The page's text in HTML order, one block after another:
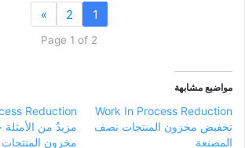
1
2
»
Page 1 of 2
مواضيع مشابهة
Work In Process Reduction
تخفيض مخزون المنتجات نصف
المصنعة
Reduction
مزيدٌ من
مخزون